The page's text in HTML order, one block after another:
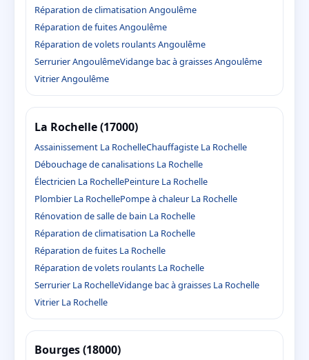
Réparation de climatisation Angoulême
Réparation de fuites Angoulême
Réparation de volets roulants Angoulême
Serrurier AngoulêmeVidange bac à graisses Angoulême
Vitrier Angoulême
La Rochelle (17000)
Assainissement La RochelleChauffagiste La Rochelle
Débouchage de canalisations La Rochelle
Électricien La RochellePeinture La Rochelle
Plombier La RochellePompe à chaleur La Rochelle
Rénovation de salle de bain La Rochelle
Réparation de climatisation La Rochelle
Réparation de fuites La Rochelle
Réparation de volets roulants La Rochelle
Serrurier La RochelleVidange bac à graisses La Rochelle
Vitrier La Rochelle
Bourges (18000)